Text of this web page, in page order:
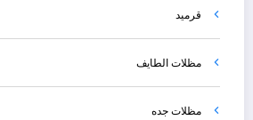
قرميد
مظلات الطايف
مظلات جده